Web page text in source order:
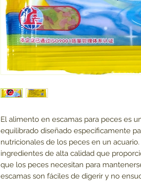
El alimento en escamas para peces es
equilibrado diseñado específicamente
nutricionales de los peces en un
ingredientes de alta calidad que
que los peces necesitan para
escamas son fáciles de digerir y no